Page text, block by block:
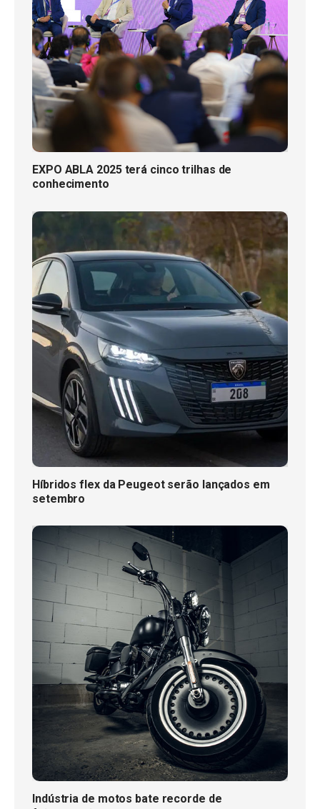
EXPO ABLA 2025 terá cinco trilhas de
conhecimento
Híbridos flex da Peugeot serão lançados em
setembro
Indústria de motos bate recorde de